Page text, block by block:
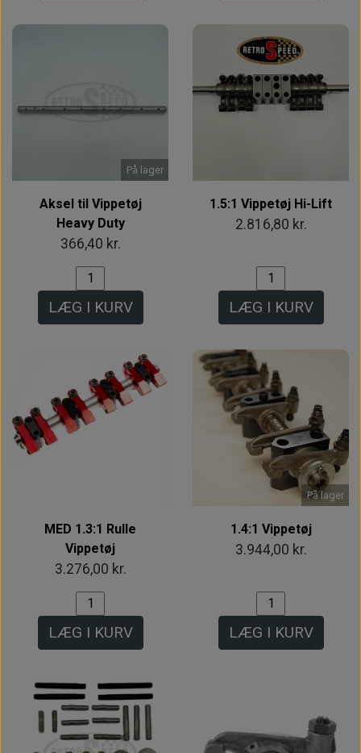
På lager
Aksel til Vippetøj
Heavy Duty
366,40 kr.
LÆG I KURV
1.5:1 Vippetøj Hi-Lift
2.816,80 kr.
LÆG I KURV
MED 1.3:1 Rulle
Vippetøj
3.276,00 kr.
LÆG I KURV
På lager
1.4:1 Vippetøj
3.944,00 kr.
LÆG I KURV